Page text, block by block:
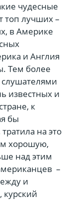
чудесные
топ лучших –
в Америке
и Англия
Тем более
известных и
к
бы
на это
хорошую,
над этим
–
и
курский